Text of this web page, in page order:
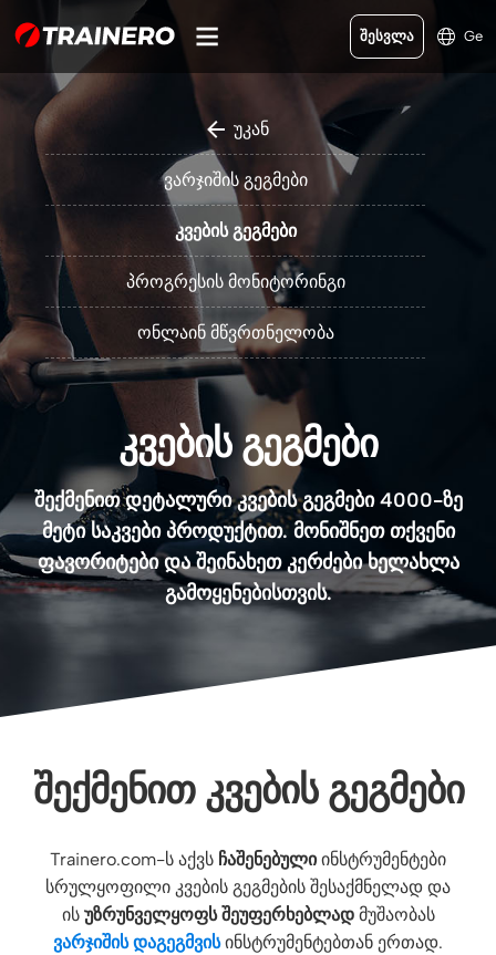
შესვლა Ge
უკან
ვარჯიშის გეგმები
კვების გეგმები
პროგრესის მონიტორინგი
ონლაინ მწვრთნელობა
ᲙᲕᲔᲑᲘᲡ ᲒᲔᲒᲛᲔᲑᲘ
შექმენით დეტალური კვების გეგმები 4000-ზე
მეტი საკვები პროდუქტით. მონიშნეთ თქვენი
ფავორიტები და შეინახეთ კერძები ხელახლა
გამოყენებისთვის.
ᲨᲔᲥᲛᲔᲜᲘᲗ ᲙᲕᲔᲑᲘᲡ ᲒᲔᲒᲛᲔᲑᲘ
Trainero.com-ს აქვს ჩაშენებულიინსტრუმენტები
სრულყოფილი კვების გეგმების შესაქმნელად და
ის უზრუნველყოფს შეუფერხებლადმუშაობას
ვარჯიშის დაგეგმვისინსტრუმენტებთან ერთად.